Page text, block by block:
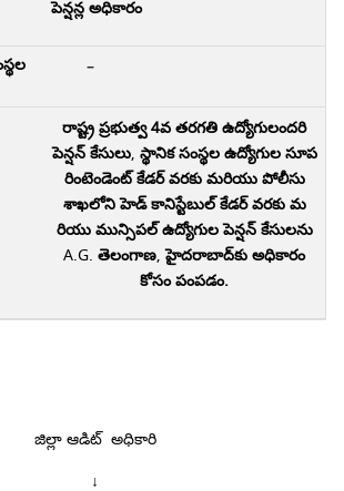
పెన్షన్ల అధికారం
–
రాష్ట్ర ప్రభుత్వ 4వ తరగతి ఉద్యోగులందరి
పెన్షన్ కేసులు, స్థానిక సంస్థల ఉద్యోగుల సూప
రింటెండెంట్ కేడర్ వరకు మరియు పోలీసు
శాఖలోని హెడ్ కానిస్టేబుల్ కేడర్ వరకు మ
రియు మున్సిపల్ ఉద్యోగుల పెన్షన్ కేసులను
A.G.తెలంగాణ,హైదరాబాద్‌కు అధికారం
కోసం పంపడం.
జిల్లా ఆడిట్ అధికారి
↓